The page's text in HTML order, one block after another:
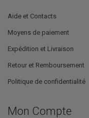
Aide et Contacts
Moyens de paiement
Expédition et Livraison
Retour et Remboursement
Politique de confidentialité
Mon Compte